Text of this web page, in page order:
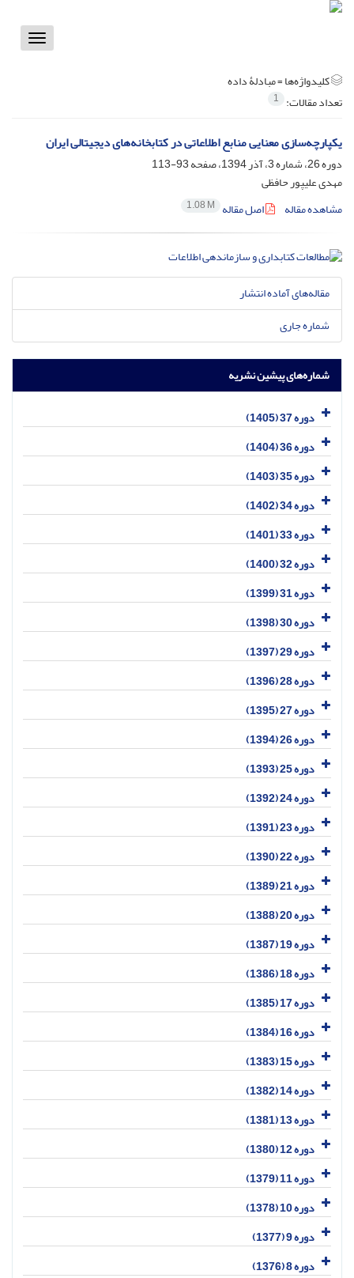
Toggle
کلیدواژه‌ها =مبادلۀ داده
تعداد مقالات: 1
یکپارچه‌‎سازی معنایی منابع اطلاعاتی در کتابخانه‌های دیجیتالی ایران
دوره 26، شماره 3، آذر 1394، صفحه
93-113
مهدی علیپور حافظی
مشاهده مقاله
اصل مقاله 1.08 M
مقاله‌های آماده انتشار
شماره جاری
شماره‌های پیشین نشریه
دوره 37 (1405)
دوره 36 (1404)
دوره 35 (1403)
دوره 34 (1402)
دوره 33 (1401)
دوره 32 (1400)
دوره 31 (1399)
دوره 30 (1398)
دوره 29 (1397)
دوره 28 (1396)
دوره 27 (1395)
دوره 26 (1394)
دوره 25 (1393)
دوره 24 (1392)
دوره 23 (1391)
دوره 22 (1390)
دوره 21 (1389)
دوره 20 (1388)
دوره 19 (1387)
دوره 18 (1386)
دوره 17 (1385)
دوره 16 (1384)
دوره 15 (1383)
دوره 14 (1382)
دوره 13 (1381)
دوره 12 (1380)
دوره 11 (1379)
دوره 10 (1378)
دوره 9 (1377)
دوره 8 (1376)